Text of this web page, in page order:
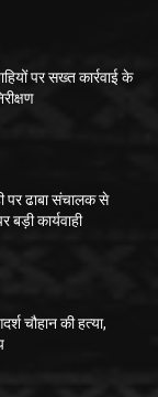
पर सख्त कार्रवाई के
पर ढाबा संचालक से
कार्यवाही
चौहान की हत्या,